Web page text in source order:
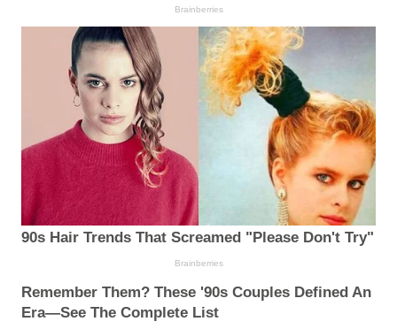
Brainberries
90s Hair Trends That Screamed "Please Don't Try"
Brainberries
Remember Them? These '90s Couples Defined An
Era—See The Complete List